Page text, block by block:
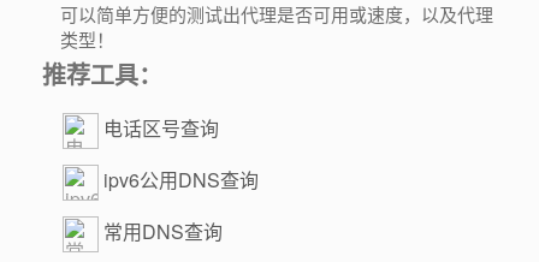
可以简单方便的测试出代理是否可用或速度，以及代理
类型！
推荐工具：
电话区号查询
ipv6公用DNS查询
常用DNS查询